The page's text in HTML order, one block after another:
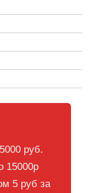
руб.
15000р
5 руб за